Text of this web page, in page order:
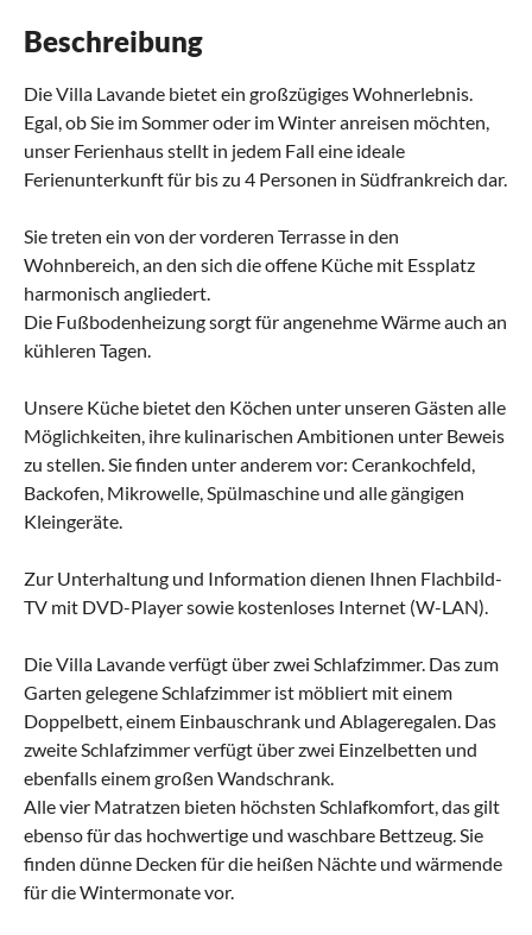
Beschreibung
Die Villa Lavande bietet ein großzügiges Wohnerlebnis.
Egal, ob Sie im Sommer oder im Winter anreisen möchten,
unser Ferienhaus stellt in jedem Fall eine ideale
Ferienunterkunft für bis zu 4 Personen in Südfrankreich dar.
Sie treten ein von der vorderen Terrasse in den
Wohnbereich, an den sich die offene Küche mit Essplatz
harmonisch angliedert.
Die Fußbodenheizung sorgt für angenehme Wärme auch an
kühleren Tagen.
Unsere Küche bietet den Köchen unter unseren Gästen alle
Möglichkeiten, ihre kulinarischen Ambitionen unter Beweis
zu stellen. Sie finden unter anderem vor: Cerankochfeld,
Backofen, Mikrowelle, Spülmaschine und alle gängigen
Kleingeräte.
Zur Unterhaltung und Information dienen Ihnen Flachbild-
TV mit DVD-Player sowie kostenloses Internet (W-LAN).
Die Villa Lavande verfügt über zwei Schlafzimmer. Das zum
Garten gelegene Schlafzimmer ist möbliert mit einem
Doppelbett, einem Einbauschrank und Ablageregalen. Das
zweite Schlafzimmer verfügt über zwei Einzelbetten und
ebenfalls einem großen Wandschrank.
Alle vier Matratzen bieten höchsten Schlafkomfort, das gilt
ebenso für das hochwertige und waschbare Bettzeug. Sie
finden dünne Decken für die heißen Nächte und wärmende
für die Wintermonate vor.